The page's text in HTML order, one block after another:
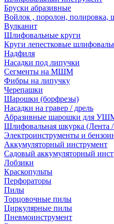
Бруски абразивные
Войлок , поролон, полировка,
Вулканит
Шлифовальные круги
Круги лепестковые
Надфиля
Насадки под липучки
Сегменты на МШМ
Фибры на липучку
Черепашки
Шарошки (борфрезы)
Насадки на гравер / дрель
Абразивные шарошки для
Шлифовальная шкурка (Лента
Электроинструменты и
Аккумуляторный инструмент
Садовый аккумуляторный
Лобзики
Краскопульты
Перфораторы
Пилы
Торцовочные пилы
Циркулярные пилы
Пневмоинструмент